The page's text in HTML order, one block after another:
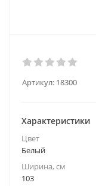
Артикул: 18300
Характеристики
Цвет
Белый
Ширина, см
103